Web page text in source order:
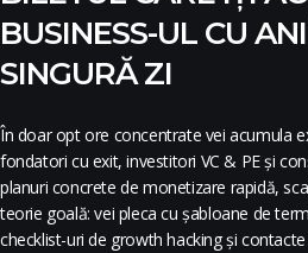
BUSINESS-UL CU
SINGURĂ ZI
În doar opt ore concentrate vei acumula
fondatori cu exit, investitori VC & PE și
planuri concrete de monetizare rapidă,
teorie goală: vei pleca cu șabloane de
checklist-uri de growth hacking și